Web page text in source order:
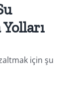
için şu